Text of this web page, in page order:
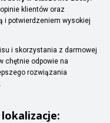
klientów oraz
i potwierdzeniem wysokiej
i skorzystania z darmowej
chętnie odpowie na
rozwiązania